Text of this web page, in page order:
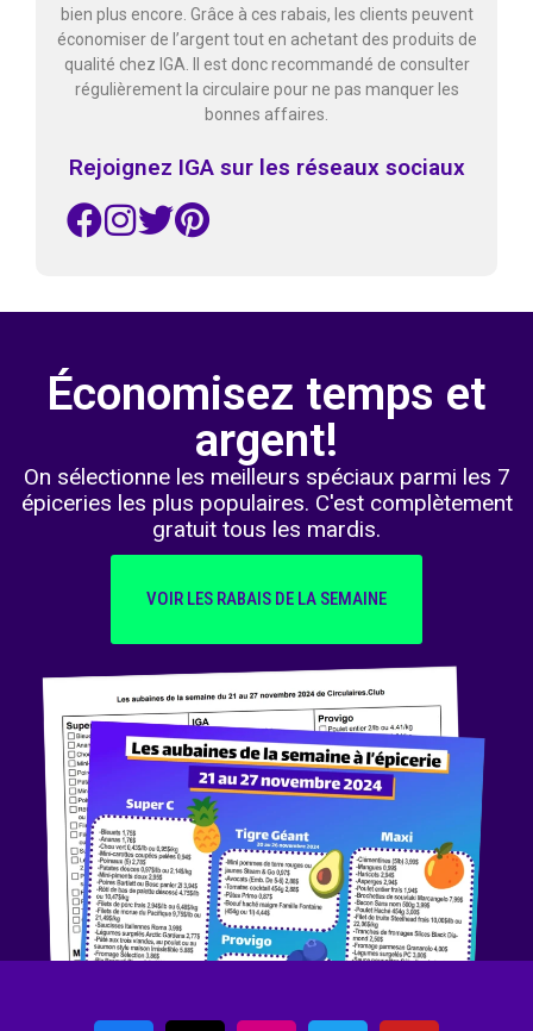
bien plus encore. Grâce à ces rabais, les clients peuvent
économiser de l’argent tout en achetant des produits de
qualité chez IGA. Il est donc recommandé de consulter
régulièrement la circulaire pour ne pas manquer les
bonnes affaires.
Rejoignez IGA sur les réseaux sociaux
Économisez temps et
argent!
On sélectionne les meilleurs spéciaux parmi les 7
épiceries les plus populaires. C'est complètement
gratuit tous les mardis.
VOIR LES RABAIS DE LA SEMAINE